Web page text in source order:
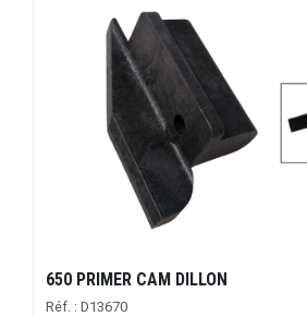
650 PRIMER CAM DILLON
Réf. : D13670